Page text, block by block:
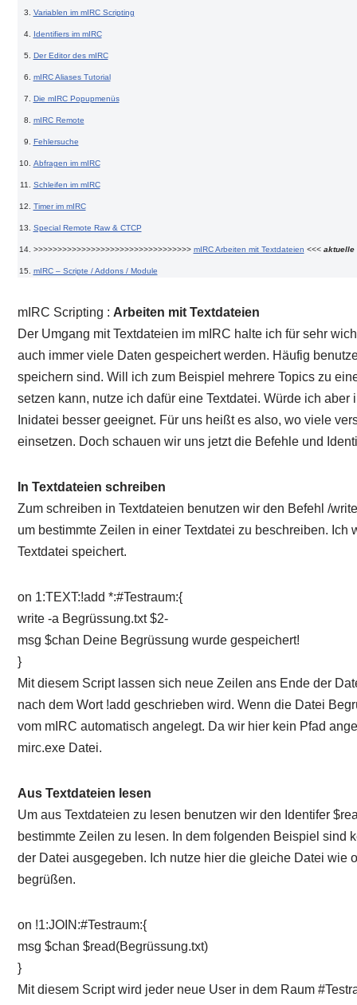
Variablen im mIRC Scripting
Identifiers im mIRC
Der Editor des mIRC
mIRC Aliases Tutorial
Die mIRC Popupmenüs
mIRC Remote
Fehlersuche
Abfragen im mIRC
Schleifen im mIRC
Timer im mIRC
Special Remote Raw & CTCP
>>>>>>>>>>>>>>>>>>>>>>>>>>>>>>>>> mIRC Arbeiten mit Textdateien <<< aktuelle
mIRC – Scripte / Addons / Module
mIRC Scripting : Arbeiten mit Textdateien
Der Umgang mit Textdateien im mIRC halte ich für sehr
auch immer viele Daten gespeichert werden. Häufig
speichern sind. Will ich zum Beispiel mehrere Topics zu
setzen kann, nutze ich dafür eine Textdatei. Würde ich
Inidatei besser geeignet. Für uns heißt es also, wo viele
einsetzen. Doch schauen wir uns jetzt die Befehle und
In Textdateien schreiben
Zum schreiben in Textdateien benutzen wir den Befehl /
um bestimmte Zeilen in einer Textdatei zu beschreiben.
Textdatei speichert.
on 1:TEXT:!add *:#Testraum:{
write -a Begrüssung.txt $2-
msg $chan Deine Begrüssung wurde gespeichert!
}
Mit diesem Script lassen sich neue Zeilen ans Ende der
nach dem Wort !add geschrieben wird. Wenn die Datei
vom mIRC automatisch angelegt. Da wir hier kein Pfad
mirc.exe Datei.
Aus Textdateien lesen
Um aus Textdateien zu lesen benutzen wir den Identifer
bestimmte Zeilen zu lesen. In dem folgenden Beispiel
der Datei ausgegeben. Ich nutze hier die gleiche Datei wie
begrüßen.
on !1:JOIN:#Testraum:{
msg $chan $read(Begrüssung.txt)
}
Mit diesem Script wird jeder neue User in dem Raum